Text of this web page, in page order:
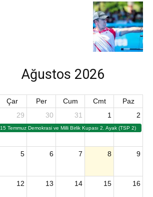
Ağustos 2026
Çar Per Cum Cmt
Paz
29
15 Temmuz Demokrasi ve Milli Birlik Kupası 2. Ayak (TSP 2)
30 31 1 2
5 6 7 8 9
12 13 14 15 16